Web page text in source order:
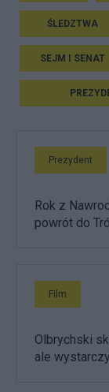
ŚLEDZTWA
SEJM I SENAT
Prezydent
Rok z
powrót do
Film
Olbrychski
ale